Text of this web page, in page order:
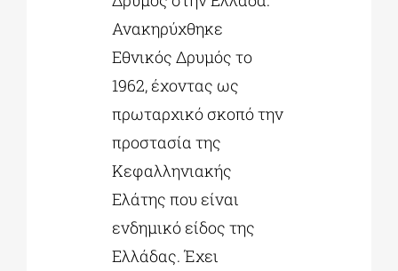
Ανακηρύχθηκε
Εθνικός Δρυμός το
1962, έχοντας ως
πρωταρχικό σκοπό την
προστασία της
Κεφαλληνιακής
Ελάτης που είναι
ενδημικό είδος της
Ελλάδας. Έχει